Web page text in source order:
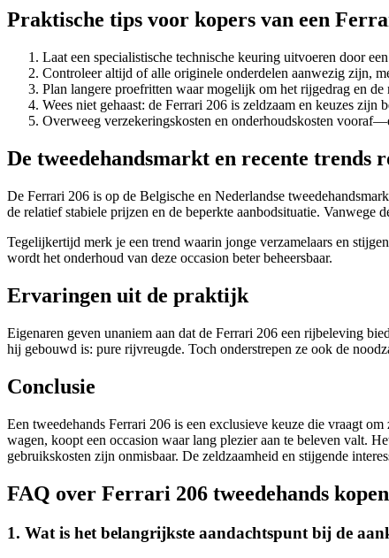
Praktische tips voor kopers van een
Laat een specialistische technische keuring uitvoeren door
Controleer altijd of alle originele onderdelen aanwezig zijn,
Plan langere proefritten waar mogelijk om het rijgedrag en de
Wees niet gehaast: de Ferrari 206 is zeldzaam en keuzes zijn
Overweeg verzekeringskosten en onderhoudskosten
De tweedehandsmarkt en recente trends
De Ferrari 206 is op de Belgische en Nederlandse
de relatief stabiele prijzen en de beperkte aanbodsituatie. Vanwege
Tegelijkertijd merk je een trend waarin jonge verzamelaars en
wordt het onderhoud van deze occasion beter beheersbaar.
Ervaringen uit de praktijk
Eigenaren geven unaniem aan dat de Ferrari 206 een rijbeleving
hij gebouwd is: pure rijvreugde. Toch onderstrepen ze ook de
Conclusie
Een tweedehands Ferrari 206 is een exclusieve keuze die vraagt
wagen, koopt een occasion waar lang plezier aan te beleven valt.
gebruikskosten zijn onmisbaar. De zeldzaamheid en stijgende
FAQ over Ferrari 206 tweedehands kopen
1. Wat is het belangrijkste aandachtspunt bij de